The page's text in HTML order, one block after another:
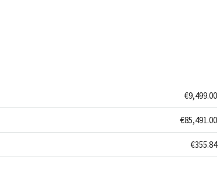
€9,499.00
€85,491.00
€355.84